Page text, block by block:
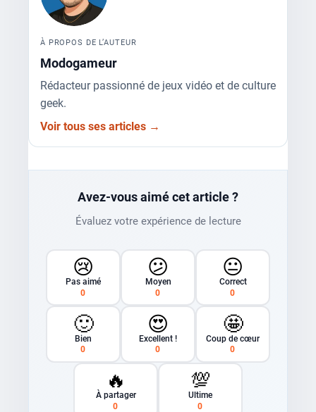
À PROPOS DE L’AUTEUR
Modogameur
Rédacteur passionné de jeux vidéo et de culture
geek.
Voir tous ses articles →
Avez-vous aimé cet article ?
Évaluez votre expérience de lecture
😢
Pas aimé
0
😕
Moyen
0
😐
Correct
0
🙂
Bien
0
😍
Excellent !
0
🤩
Coup de cœur
0
🔥
À partager
0
💯
Ultime
0